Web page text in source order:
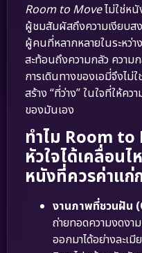
Room to Moveไม่ใช่ห
ผู้ชมสัมผัสถึงความเงียบส
ผู้คนที่หลากหลายในระหว่
สะท้อนถึงความกลัว ความ
การเดินทางของเอมี่จึงไม่
สร้าง “ที่ว่าง” ในใจที่ให้ค
ของมันเอง
ทำไม Room to
หัวใจได้เคลื่อน
หนังที่ควรค่าแก่
งานภาพที่ชวนฝัน
ถ่ายทอดความงดงา
ออกมาได้อย่างละเ